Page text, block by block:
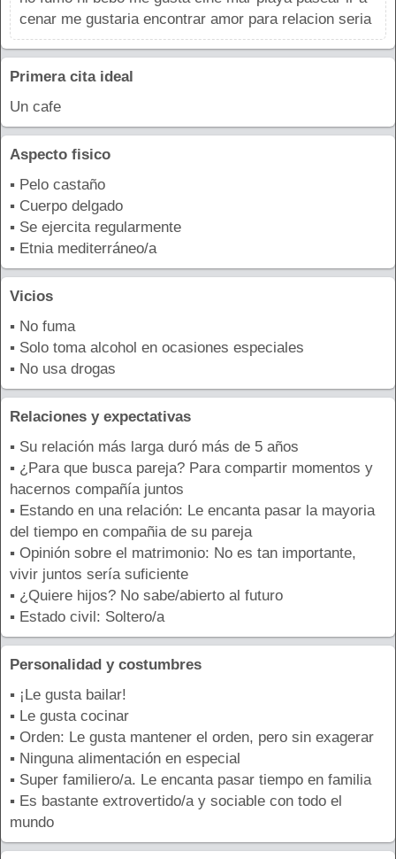
cenar me gustaria encontrar amor para relacion seria
Primera cita ideal
Un cafe
Aspecto fisico
▪ Pelo castaño
▪ Cuerpo delgado
▪ Se ejercita regularmente
▪ Etnia mediterráneo/a
Vicios
▪ No fuma
▪ Solo toma alcohol en ocasiones especiales
▪ No usa drogas
Relaciones y expectativas
▪ Su relación más larga duró más de 5 años
▪ ¿Para que busca pareja? Para compartir momentos y
hacernos compañía juntos
▪ Estando en una relación: Le encanta pasar la mayoria
del tiempo en compañia de su pareja
▪ Opinión sobre el matrimonio: No es tan importante,
vivir juntos sería suficiente
▪ ¿Quiere hijos? No sabe/abierto al futuro
▪ Estado civil: Soltero/a
Personalidad y costumbres
▪ ¡Le gusta bailar!
▪ Le gusta cocinar
▪ Orden: Le gusta mantener el orden, pero sin exagerar
▪ Ninguna alimentación en especial
▪ Super familiero/a. Le encanta pasar tiempo en familia
▪ Es bastante extrovertido/a y sociable con todo el
mundo